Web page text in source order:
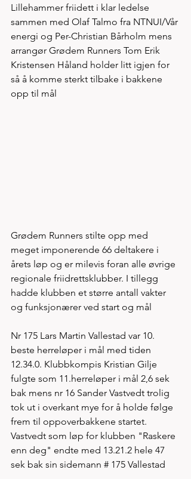
Lillehammer friidett i klar ledelse
sammen med Olaf Talmo fra NTNUI/Vår
energi og Per-Christian Bårholm mens
arrangør Grødem Runners Tom Erik
Kristensen Håland holder litt igjen for
så å komme sterkt tilbake i bakkene
opp til mål
Grødem Runners stilte opp med
meget imponerende 66 deltakere i
årets løp og er milevis foran alle øvrige
regionale friidrettsklubber. I tillegg
hadde klubben et større antall vakter
og funksjonærer ved start og mål
Nr 175 Lars Martin Vallestad var 10.
beste herreløper i mål med tiden
12.34.0. Klubbkompis Kristian Gilje
fulgte som 11.herreløper i mål 2,6 sek
bak mens nr 16 Sander Vastvedt trolig
tok ut i overkant mye for å holde følge
frem til oppoverbakkene startet.
Vastvedt som løp for klubben "Raskere
enn deg" endte med 13.21.2 hele 47
sek bak sin sidemann # 175 Vallestad